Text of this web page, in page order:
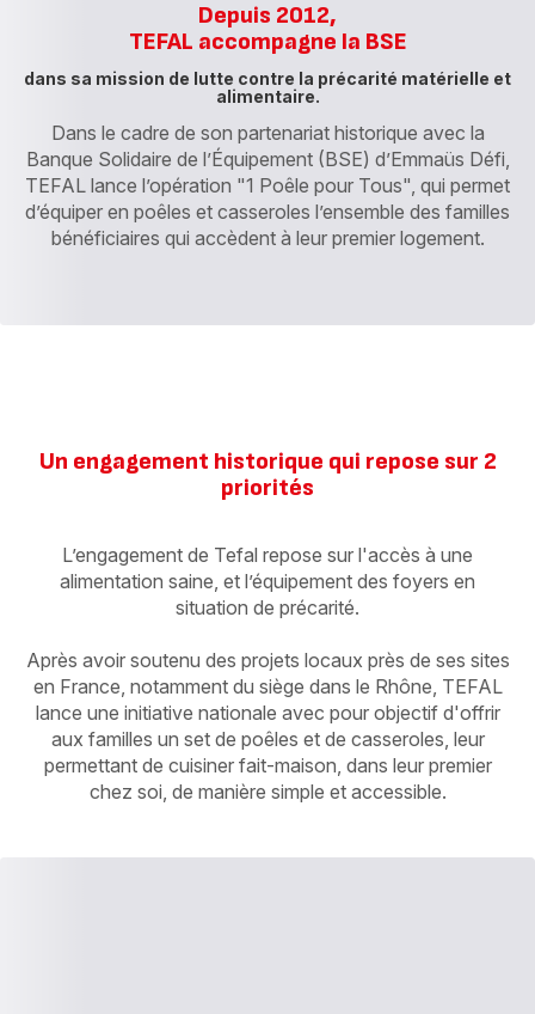
Depuis 2012,
TEFAL accompagne la BSE
dans sa mission de lutte contre la précarité matérielle et
alimentaire.
Dans le cadre de son partenariat historique avec la
Banque Solidaire de l’Équipement (BSE) d’Emmaüs Défi,
TEFAL lance l’opération "1 Poêle pour Tous", qui permet
d’équiper en poêles et casseroles l’ensemble des familles
bénéficiaires qui accèdent à leur premier logement.
Un engagement historique qui repose sur 2
priorités
L’engagement de Tefal repose sur l'accès à une
alimentation saine, et l’équipement des foyers en
situation de précarité.
Après avoir soutenu des projets locaux près de ses sites
en France, notamment du siège dans le Rhône, TEFAL
lance une initiative nationale avec pour objectif d'offrir
aux familles un set de poêles et de casseroles, leur
permettant de cuisiner fait-maison, dans leur premier
chez soi, de manière simple et accessible.